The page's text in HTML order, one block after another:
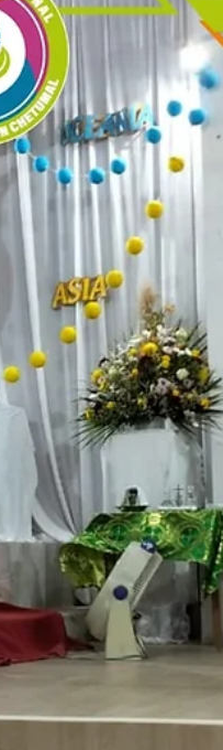
"SUKKOT
todos para
todo preparado...